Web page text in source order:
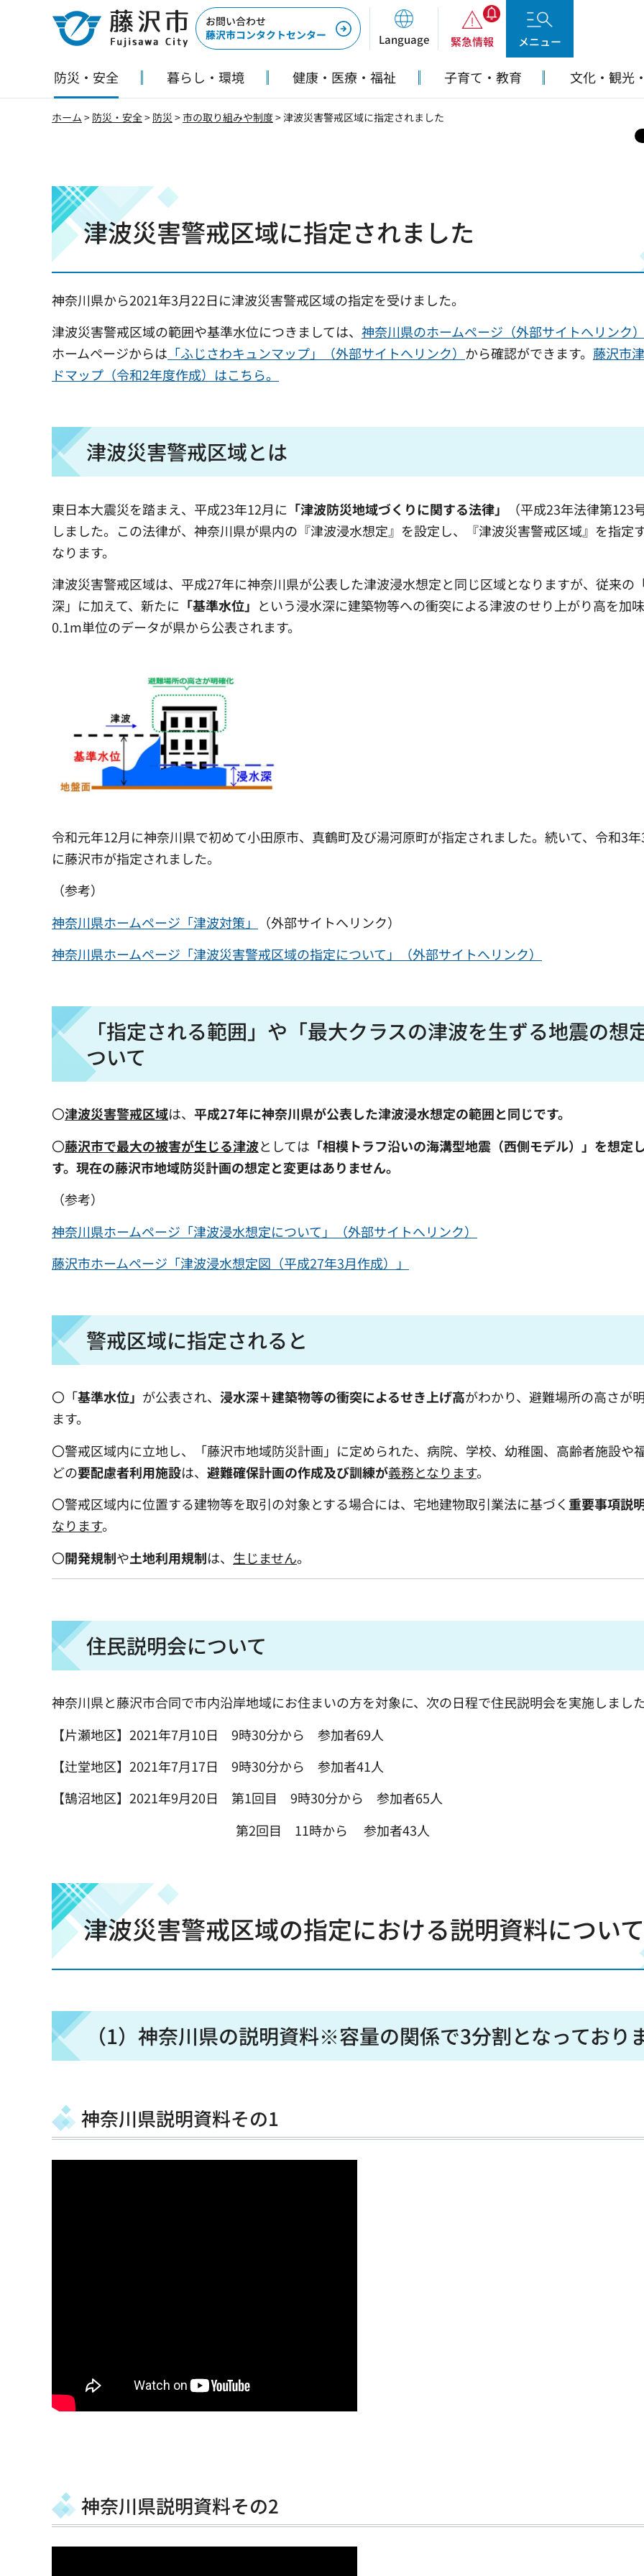
藤沢市
お問い合わせ
藤沢市コンタクトセンター
Language 緊急情報 メニュー
防災・安全 暮らし・環境 健康・医療・福祉 子育て・教育 文化・観光
ホーム > 防災・安全> 防災 >市の取り組みや制度> 津波災害警戒区域に指定されました
津波災害警戒区域に指定されました
神奈川県から2021年3月22日に津波災害警戒区域の指定を受けました。
津波災害警戒区域の範囲や基準水位につきましては、 神奈川県のホームページ（外部サイトへリンク
ホームページからは 「ふじさわキュンマップ」（外部サイトへリンク） から確認ができます。 藤沢市
ドマップ（令和2年度作成）はこちら。
津波災害警戒区域とは
東日本大震災を踏まえ、平成23年12月に 「津波防災地域づくりに関する法律」
（平成23年法律第123
しました。この法律が、神奈川県が県内の『津波浸水想定』を設定し、『津波災害警戒区域』を指定
なります。
津波災害警戒区域は、平成27年に神奈川県が公表した津波浸水想定と同じ区域となりますが、従来の
深」に加えて、新たに 「基準水位」 という浸水深に建築物等への衝突による津波のせり上がり高を加
0.1m単位のデータが県から公表されます。
令和元年12月に神奈川県で初めて小田原市、真鶴町及び湯河原町が指定されました。続いて、令和3
に藤沢市が指定されました。
（参考）
神奈川県ホームページ「津波対策」
（外部サイトへリンク）
神奈川県ホームページ「津波災害警戒区域の指定について」（外部サイトへリンク）
「指定される範囲」や「最大クラスの津波を生ずる地震の想
ついて
〇津波災害警戒区域は、 平成27年に神奈川県が公表した津波浸水想定の範囲と同じです。
〇藤沢市で最大の被害が生じる津波としては 「相模トラフ沿いの海溝型地震（西側モデル）」を想定
す。 現在の藤沢市地域防災計画の想定と変更はありません。
（参考）
神奈川県ホームページ「津波浸水想定について」（外部サイトへリンク）
藤沢市ホームページ「津波浸水想定図（平成27年3月作成）」
警戒区域に指定されると
〇「基準水位」 が公表され、 浸水深＋建築物等の衝突によるせき上げ高がわかり、避難場所の高さが
ます。
〇警戒区域内に立地し、「藤沢市地域防災計画」に定められた、病院、学校、幼稚園、高齢者施設や
どの要配慮者利用施設は、 避難確保計画の作成及び訓練が義務となります。
〇警戒区域内に位置する建物等を取引の対象とする場合には、宅地建物取引業法に基づく 重要事項説
なります。
〇開発規制や土地利用規制は、 生じません。
住民説明会について
神奈川県と藤沢市合同で市内沿岸地域にお住まいの方を対象に、次の日程で住民説明会を実施しまし
【片瀬地区】2021年7月10日 9時30分から 参加者69人
【辻堂地区】2021年7月17日 9時30分から 参加者41人
【鵠沼地区】2021年9月20日 第1回目 9時30分から 参加者65人
第2回目 11時から 参加者43人
津波災害警戒区域の指定における説明資料について
（1）神奈川県の説明資料※容量の関係で3分割となっており
神奈川県説明資料その1
神奈川県説明資料その2